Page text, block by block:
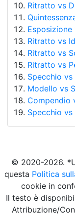
Ritratto vs
Ritratto vs
Ritratto vs
Ritratto vs
Specchio vs
Modello vs
Compendio
Specchio vs
© 2020-2026.
questa Politica
cookie in
Il testo è
Attribuzione/